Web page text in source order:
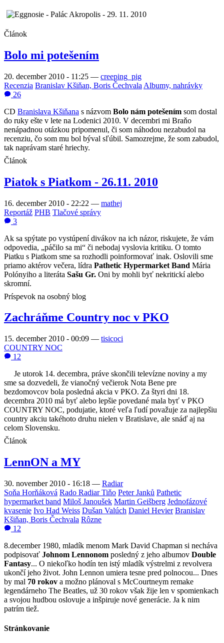
Článok
Bolo mi potešením
20. december 2010 - 11:25 — creeping_pig
Recenzia Branislav Kšiňan, Boris Čechvala Albumy, nahrávky
26
CD Branislava Kšiňana s názvom Bolo nám potešením som dostal
do ruky ešte v lete na Lodenici 2010. V decembri mi Braňo
nenápadnou otázkou pripomenul, či som náhodou nezabudol na
recenziu, čo som mu bol býval sľúbil. Samozrejme, že som zabudol,
tak naprávam staré hriechy.
Článok
Piatok s Piatkom - 26.11. 2010
16. december 2010 - 22:22 — mathej
Reportáž PHB Tlačové správy
3
Ak sa spýtate po vystúpení divákov na ich názor, riskujete, že vám
odpovedia, „páčilo sa mi“ či nebodaj vyslovia kritiku. O tomto
Piatku s Piatkom sme sa rozhodli poinformovať inak. Oslovili sme
priamo aktérov večera, lídra Pathetic Hypermarket Band Mária
Polónyiho a literáta Sašu Gr. Oni by mohli byť nekritickí alebo
skromní.
Príspevok na osobný blog
Zachráňme Country noc v PKO
15. december 2010 - 00:09 — tisicoci
COUNTRY NOC
12
Je utorok 14. decembra, práve skončili televízne noviny a my
sme sa dozvedeli, že vianočný večierok Nota Bene pre
bezdomovcov bola posledná akcia v PKO. Za štyri dni 18.
decembra 2010 má byť alebo lepšie povedané mala byť v PKO
COUNTRY NOC, podujatie, ktoré veľa ľudí považuje za najlepšiu
country akciu takéhoto druhu nielen v Bratislave, ale snáď aj na
celom Slovensku.
Článok
LennON a MY
30. november 2010 - 16:18 — Radiar
Soňa Horňáková Rado Radiar Tiňo Peter Janků Pathetic
hypermarket band Miloš Janoušek Martin Geišberg Jednofázové
kvasenie Ivo Had Weiss Dušan Valúch Daniel Hevier Branislav
Kšiňan, Boris Čechvala Rôzne
12
8.december 1980, mladík menom Mark David Chapman si necháva
podpisovať Johnom Lennonom posledný z jeho albumov Double
Fantasy... O niekoľko hodín ten istý mladík výstrelmi z revolvera
ukončí jeho život. John Lennon umiera tesne pred polnocou... Dnes
by mal 70 rokov a možno plánoval s McCourtneym remake
legendárneho The Beatles, už 30 rokov však žije len v spomienkach
a svojou hudbou oslovuje a inšpiruje nové generácie. Ja k nim
patrím tiež.
Stránkovanie